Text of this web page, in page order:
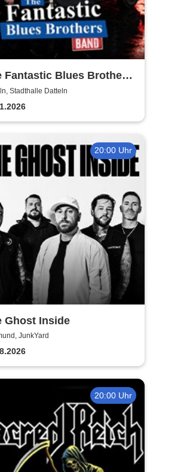
Fantastic Blues Brothers
- On a mission from
Tour 2027
Stadthalle Datteln
20:00 Uhr
Ghost Inside
JunkYard
20:00 Uhr